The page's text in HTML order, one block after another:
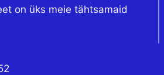
on üks meie tähtsamaid